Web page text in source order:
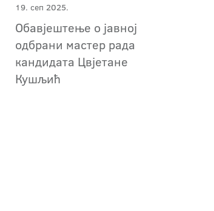
19. сеп 2025.
Обавјештење о јавној
одбрани мастер рада
кандидата Цвјетане
Кушљић